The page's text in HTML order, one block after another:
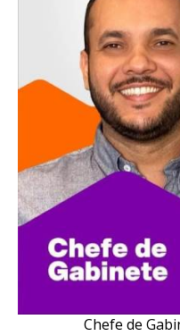
Chefe de